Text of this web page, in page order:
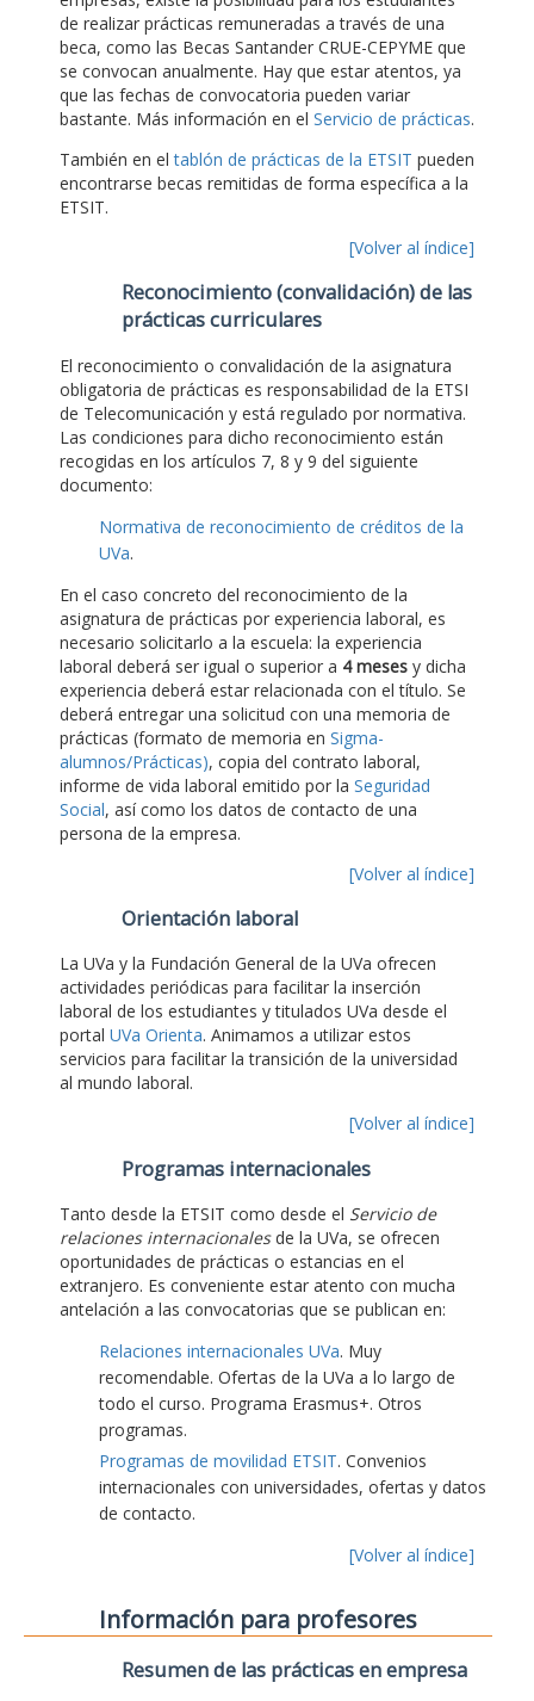
de realizar prácticas remuneradas a través de una
beca, como las Becas Santander CRUE-CEPYME que
se convocan anualmente. Hay que estar atentos, ya
que las fechas de convocatoria pueden variar
bastante. Más información en el Servicio de prácticas.
También en eltablón de prácticas de la ETSIT pueden
encontrarse becas remitidas de forma específica a la
ETSIT.
[Volver al índice]
Reconocimiento (convalidación) de las
prácticas curriculares
El reconocimiento o convalidación de la asignatura
obligatoria de prácticas es responsabilidad de la ETSI
de Telecomunicación y está regulado por normativa.
Las condiciones para dicho reconocimiento están
recogidas en los artículos 7, 8 y 9 del siguiente
documento:
Normativa de reconocimiento de créditos de la
UVa.
En el caso concreto del reconocimiento de la
asignatura de prácticas por experiencia laboral, es
necesario solicitarlo a la escuela: la experiencia
laboral deberá ser igual o superior a 4 meses y dicha
experiencia deberá estar relacionada con el título. Se
deberá entregar una solicitud con una memoria de
prácticas (formato de memoria en Sigma-
alumnos/Prácticas), copia del contrato laboral,
informe de vida laboral emitido por la Seguridad
Social, así como los datos de contacto de una
persona de la empresa.
[Volver al índice]
Orientación laboral
La UVa y la Fundación General de la UVa ofrecen
actividades periódicas para facilitar la inserción
laboral de los estudiantes y titulados UVa desde el
portal UVa Orienta. Animamos a utilizar estos
servicios para facilitar la transición de la universidad
al mundo laboral.
[Volver al índice]
Programas internacionales
Tanto desde la ETSIT como desde el Servicio de
relaciones internacionalesde la UVa, se ofrecen
oportunidades de prácticas o estancias en el
extranjero. Es conveniente estar atento con mucha
antelación a las convocatorias que se publican en:
Relaciones internacionales UVa. Muy
recomendable. Ofertas de la UVa a lo largo de
todo el curso. Programa Erasmus+. Otros
programas.
Programas de movilidad ETSIT. Convenios
internacionales con universidades, ofertas y datos
de contacto.
[Volver al índice]
Información para profesores
Resumen de las prácticas en empresa